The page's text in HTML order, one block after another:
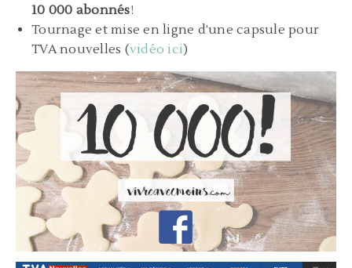
10 000 abonnés!
Tournage et mise en ligne d’une capsule pour
TVA nouvelles (vidéo ici)